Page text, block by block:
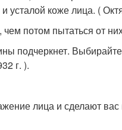
коже лица. (
потом пытаться от
подчеркнет.
г. ).
лица и сделают